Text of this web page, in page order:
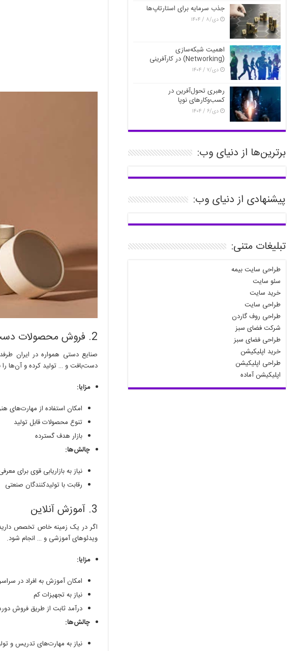
2. فروش محصولات دست‌ساز
صنایع دستی همواره در ایران
دست‌بافت و … تولید کرده و آن‌ها
مزایا:
امکان استفاده از مهارت‌های
تنوع محصولات قابل تولید
بازار هدف گسترده
چالش‌ها:
نیاز به بازاریابی قوی برای
رقابت با تولیدکنندگان صنعتی
3. آموزش آنلاین
اگر در یک زمینه خاص تخصص
ویدئوهای آموزشی و … انجام شود.
مزایا:
امکان آموزش به افراد در
نیاز به تجهیزات کم
درآمد ثابت از طریق فروش
چالش‌ها:
نیاز به مهارت‌های تدریس و
جذب سرمایه برای استارتاپ‌ها
دی/۸ / ۱۴۰۴
اهمیت شبکه‌سازی
(Networking) در کارآفرینی
دی/۷ / ۱۴۰۴
رهبری تحول‌آفرین در
کسب‌وکارهای نوپا
دی/۶ / ۱۴۰۴
برترین‌ها از دنیای وب:
پیشنهادی از دنیای وب:
تبلیغات متنی:
طراحی سایت بیمه
سئو سایت
خرید سایت
طراحی سایت
طراحی روف گاردن
شرکت فضای سبز
طراحی فضای سبز
خرید اپلیکیشن
طراحی اپلیکیشن
اپلیکیشن آماده